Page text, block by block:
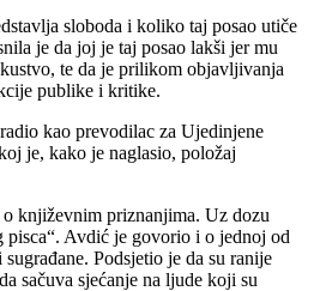
sloboda i koliko taj posao utiče
je da joj je taj posao lakši jer mu
te da je prilikom objavljivanja
publike i kritike.
kao prevodilac za Ujedinjene
je, kako je naglasio, položaj
književnim priznanjima. Uz dozu
pisca“. Avdić je govorio i o jednoj od
Podsjetio je da su ranije
sačuva sjećanje na ljude koji su